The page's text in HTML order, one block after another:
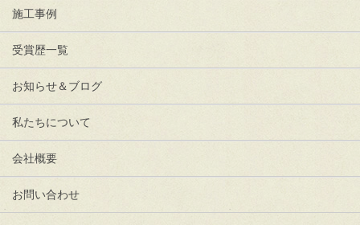
施工事例
受賞歴一覧
お知らせ＆ブログ
私たちについて
会社概要
お問い合わせ